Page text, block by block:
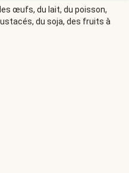
œufs, du lait, du poisson,
du soja, des fruits à